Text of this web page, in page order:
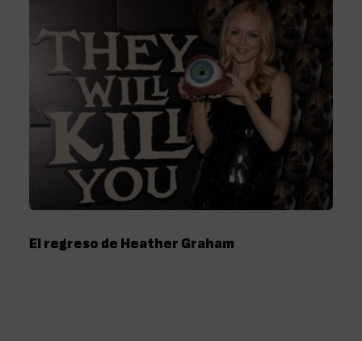
El regreso de Heather Graham